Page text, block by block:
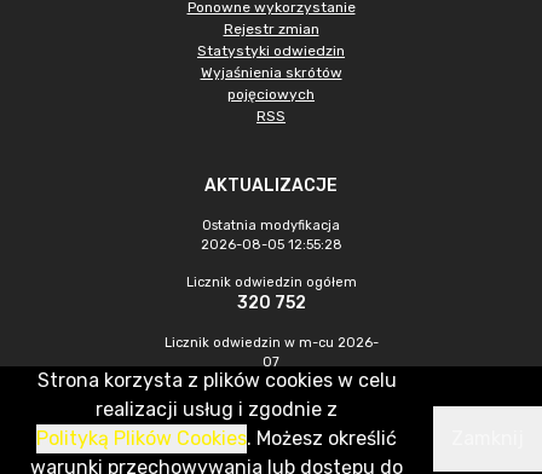
Ponowne wykorzystanie
Rejestr zmian
Statystyki odwiedzin
Wyjaśnienia skrótów
pojęciowych
RSS
AKTUALIZACJE
Ostatnia modyfikacja
2026-08-05 12:55:28
Licznik odwiedzin ogółem
320 752
Licznik odwiedzin w m-cu 2026-
07
811
CMS & Hosting: Nefeni Sp. z o.o.
Strona korzysta z plików cookies w celu
realizacji usług i zgodnie z
Polityką Plików Cookies. Możesz określić
warunki przechowywania lub dostępu do